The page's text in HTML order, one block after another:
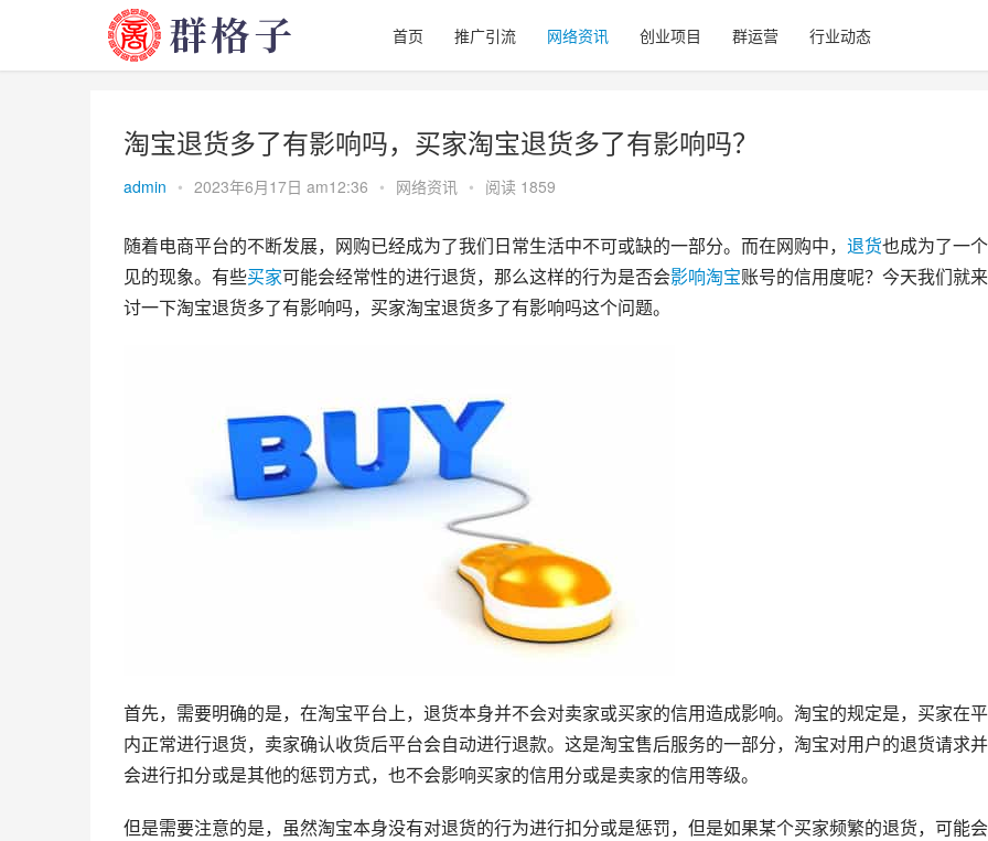
首页 推广引流 网络资讯 创业项目 群运营 行业动态
淘宝退货多了有影响吗，买家淘宝退货多了有影响吗？
admin • 2023年6月17日 am12:36 • 网络资讯 • 阅读 1859
随着电商平台的不断发展，网购已经成为了我们日常生活中不可或缺的一部分。而在网购中， 退货也成为了一
见的现象。有些买家可能会经常性的进行退货，那么这样的行为是否会影响淘宝账号的信用度呢？今天我们就
讨一下淘宝退货多了有影响吗，买家淘宝退货多了有影响吗这个问题。
首先，需要明确的是，在淘宝平台上，退货本身并不会对卖家或买家的信用造成影响。淘宝的规定是，买家在
内正常进行退货，卖家确认收货后平台会自动进行退款。这是淘宝售后服务的一部分，淘宝对用户的退货请求
会进行扣分或是其他的惩罚方式，也不会影响买家的信用分或是卖家的信用等级。
但是需要注意的是，虽然淘宝本身没有对退货的行为进行扣分或是惩罚，但是如果某个买家频繁的退货，可能